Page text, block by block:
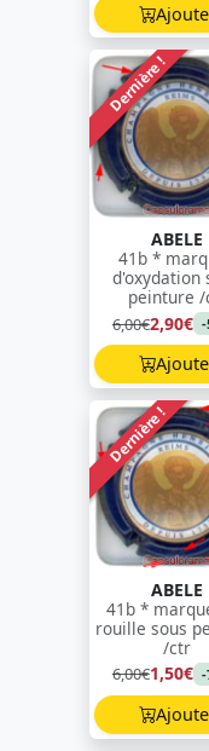
Dernière !
ABELE
41b *
d'oxydation
peinture
6,00€2,90€ -
Dernière !
ABELE
41b *
rouille sous
/ctr
6,00€1,50€ -